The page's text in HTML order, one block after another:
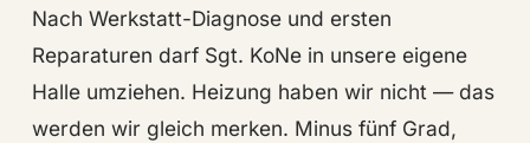
Nach Werkstatt-Diagnose und ersten
Reparaturen darf Sgt. KoNe in unsere eigene
Halle umziehen. Heizung haben wir nicht — das
werden wir gleich merken. Minus fünf Grad,